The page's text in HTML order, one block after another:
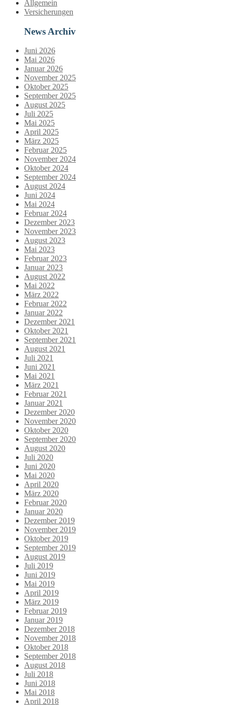
Allgemein
Versicherungen
News Archiv
Juni 2026
Mai 2026
Januar 2026
November 2025
Oktober 2025
September 2025
August 2025
Juli 2025
Mai 2025
April 2025
März 2025
Februar 2025
November 2024
Oktober 2024
September 2024
August 2024
Juni 2024
Mai 2024
Februar 2024
Dezember 2023
November 2023
August 2023
Mai 2023
Februar 2023
Januar 2023
August 2022
Mai 2022
März 2022
Februar 2022
Januar 2022
Dezember 2021
Oktober 2021
September 2021
August 2021
Juli 2021
Juni 2021
Mai 2021
März 2021
Februar 2021
Januar 2021
Dezember 2020
November 2020
Oktober 2020
September 2020
August 2020
Juli 2020
Juni 2020
Mai 2020
April 2020
März 2020
Februar 2020
Januar 2020
Dezember 2019
November 2019
Oktober 2019
September 2019
August 2019
Juli 2019
Juni 2019
Mai 2019
April 2019
März 2019
Februar 2019
Januar 2019
Dezember 2018
November 2018
Oktober 2018
September 2018
August 2018
Juli 2018
Juni 2018
Mai 2018
April 2018